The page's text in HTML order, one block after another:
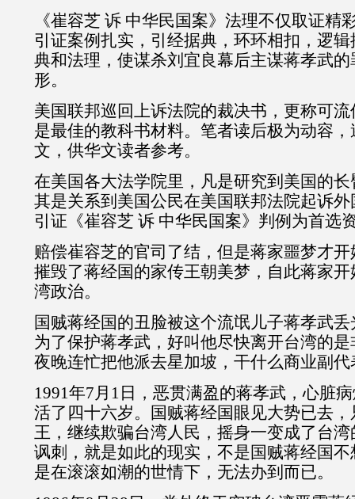
《崔容芝 诉 中华民国案》 法理不仅取证精
引证案例扎实，引经据典，环环相扣，逻
典和法理，使谋杀刘宜良幕后主谋蒋孝武
形。
美国联邦巡回上诉法院的裁决书，更称可
是最佳的教科书材料。笔者读后极为动容
文，供华文读者参考。
在美国各大法学院里，凡是研究到美国的
其是关系到美国公民在美国联邦法院起诉
引证 《崔容芝 诉 中华民国案》判例为首选
赔偿崔容芝的官司了结，但是蒋家噩梦才
摧毁了蒋经国的家传王朝美梦，自此蒋家
湾政治。
国贼蒋经国的丑脸被这个流氓儿子蒋孝武
为了保护蒋孝武，好叫他尽快离开台湾的
夜晚连忙把他派去星加坡，干什么商业副代
1991年7月1日，恶贯满盈的蒋孝武，心脏
活了四十六岁。国贼蒋经国眼见大势已去
王，继续欺骗台湾人民，摇身一变成了台
讽刺，就是如此的现实，不是国贼蒋经国
是在滚滚如潮的世情下，无法办到而已。